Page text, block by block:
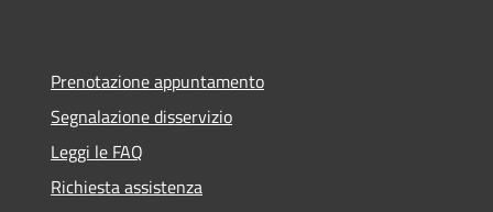
Prenotazione appuntamento
Segnalazione disservizio
Leggi le FAQ
Richiesta assistenza